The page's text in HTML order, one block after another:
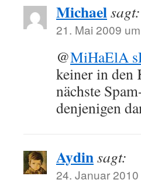
Michaelsagt:
21. Mai 2009
@MiHaElA
keiner in den
nächste
denjenigen
Aydinsagt:
24. Januar